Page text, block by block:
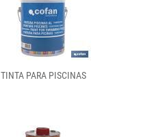
TINTA PARA PISCINAS